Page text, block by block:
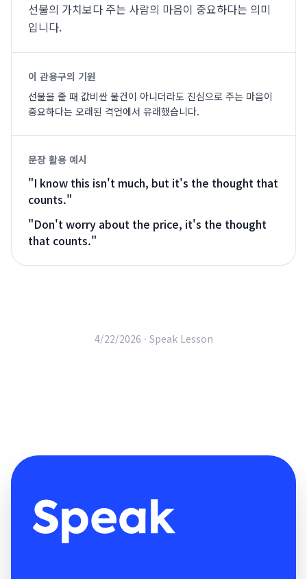
선물의 가치보다 주는 사람의 마음이 중요하다는 의미
입니다.
이 관용구의 기원
선물을 줄 때 값비싼 물건이 아니더라도 진심으로 주는 마음이
중요하다는 오래된 격언에서 유래했습니다.
문장 활용 예시
"I know this isn't much, but it's the thought that
counts."
"Don't worry about the price, it's the thought
that counts."
4/22/2026 · Speak Lesson